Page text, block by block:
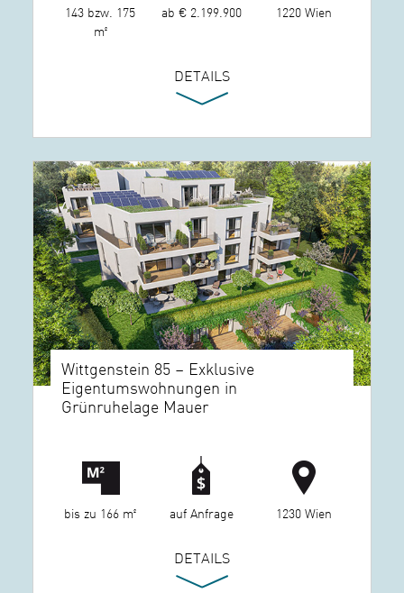
143 bzw. 175
m²
ab € 2.199.900 1220 Wien
DETAILS
Wittgenstein 85 – Exklusive
Eigentumswohnungen in
Grünruhelage Mauer
bis zu 166 m² auf Anfrage 1230 Wien
DETAILS